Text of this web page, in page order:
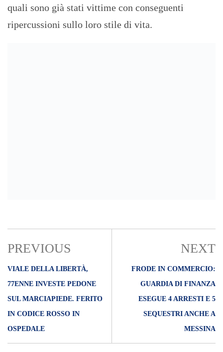
quali sono già stati vittime con conseguenti
ripercussioni sullo loro stile di vita.
RELATED POST